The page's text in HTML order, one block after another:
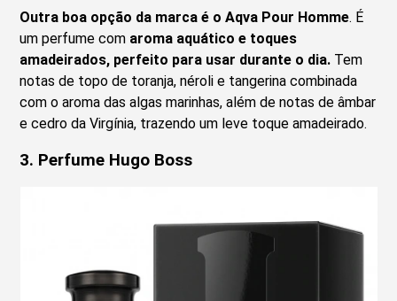
Outra boa opção da marca é o Aqva Pour Homme. É
um perfume com aroma aquático e toques
amadeirados, perfeito para usar durante o dia. Tem
notas de topo de toranja, néroli e tangerina combinada
com o aroma das algas marinhas, além de notas de âmbar
e cedro da Virgínia, trazendo um leve toque amadeirado.
3. Perfume Hugo Boss